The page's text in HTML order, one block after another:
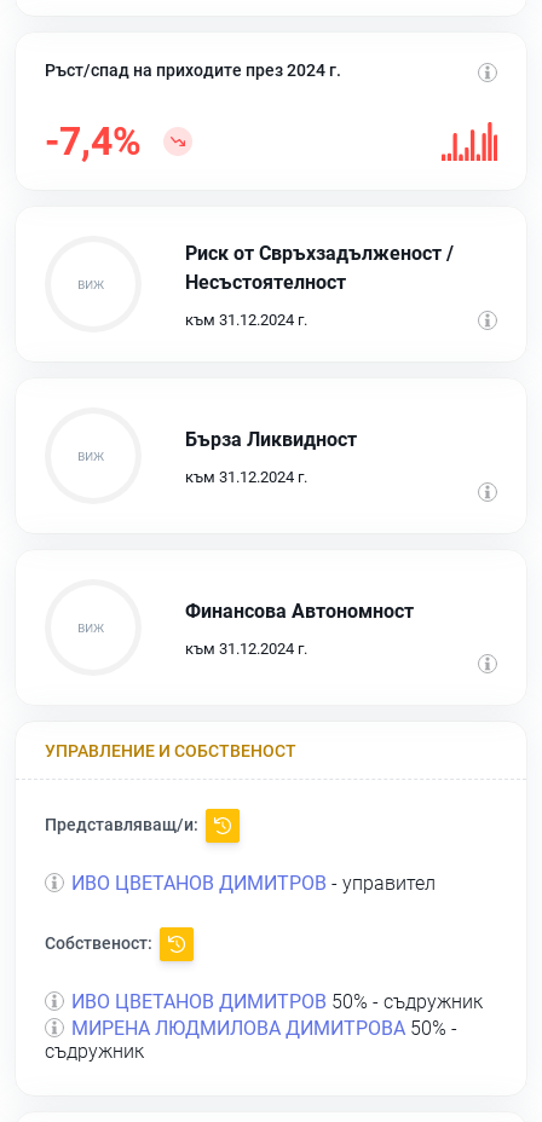
Ръст/спад на приходите през 2024 г.
-7,4%
Риск от Свръхзадълженост /
Несъстоятелност
към 31.12.2024 г.
Бърза Ликвидност
към 31.12.2024 г.
Финансова Автономност
към 31.12.2024 г.
УПРАВЛЕНИЕ И СОБСТВЕНОСТ
Представляващ/и:
ИВО ЦВЕТАНОВ ДИМИТРОВ - управител
Собственост:
ИВО ЦВЕТАНОВ ДИМИТРОВ 50% - съдружник
МИРЕНА ЛЮДМИЛОВА ДИМИТРОВА 50% -
съдружник